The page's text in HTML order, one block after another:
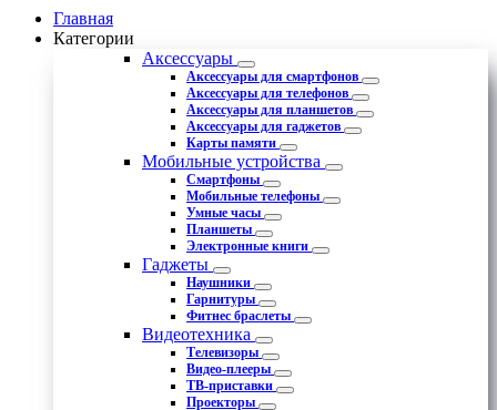
Главная
Категории
Аксессуары
Аксессуары для смартфонов
Аксессуары для телефонов
Аксессуары для планшетов
Аксессуары для гаджетов
Карты памяти
Мобильные устройства
Смартфоны
Мобильные телефоны
Умные часы
Планшеты
Электронные книги
Гаджеты
Наушники
Гарнитуры
Фитнес браслеты
Видеотехника
Телевизоры
Видео-плееры
ТВ-приставки
Проекторы